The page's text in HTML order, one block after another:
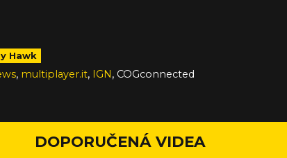
Hawk
, multiplayer.it, IGN, COGconnected
DOPORUČENÁ VIDEA